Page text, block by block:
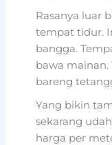
Rasanya luar
tempat tidur.
bangga.
bawa
bareng
Yang bikin
sekarang
harga per